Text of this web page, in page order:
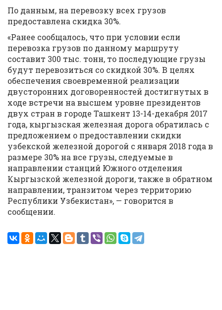
По данным, на перевозку всех грузов
предоставлена скидка 30%.
«Ранее сообщалось, что при условии если
перевозка грузов по данному маршруту
составит 300 тыс. тонн, то последующие грузы
будут перевозиться со скидкой 30%. В целях
обеспечения своевременной реализации
двусторонних договоренностей достигнутых в
ходе встречи на высшем уровне президентов
двух стран в городе Ташкент 13-14-декабря 2017
года, кыргызская железная дорога обратилась с
предложением о предоставлении скидки
узбекской железной дорогой с января 2018 года в
размере 30% на все грузы, следуемые в
направлении станций Южного отделения
Кыргызской железной дороги, также в обратном
направлении, транзитом через территорию
Республики Узбекистан», — говорится в
сообщении.